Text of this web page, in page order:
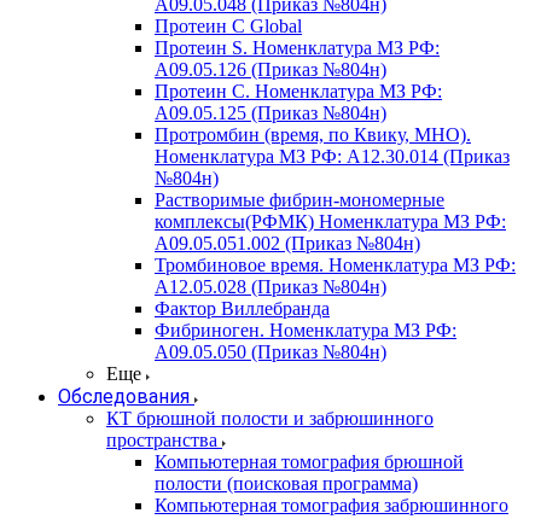
A09.05.048 (Приказ №804н)
Протеин C Global
Протеин S. Номенклатура МЗ РФ:
A09.05.126 (Приказ №804н)
Протеин С. Номенклатура МЗ РФ:
A09.05.125 (Приказ №804н)
Протромбин (время, по Квику, МНО).
Номенклатура МЗ РФ: A12.30.014 (Приказ
№804н)
Растворимые фибрин-мономерные
комплексы(РФМК) Номенклатура МЗ РФ:
A09.05.051.002 (Приказ №804н)
Тромбиновое время. Номенклатура МЗ РФ:
A12.05.028 (Приказ №804н)
Фактор Виллебранда
Фибриноген. Номенклатура МЗ РФ:
A09.05.050 (Приказ №804н)
Еще
Обследования
КТ брюшной полости и забрюшинного
пространства
Компьютерная томография брюшной
полости (поисковая программа)
Компьютерная томография забрюшинного